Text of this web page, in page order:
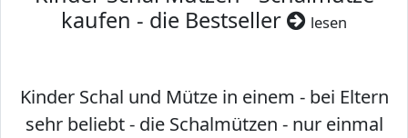
kaufen - die Bestseller
lesen
Kinder Schal und Mütze in einem - bei Eltern
sehr beliebt - die Schalmützen - nur einmal